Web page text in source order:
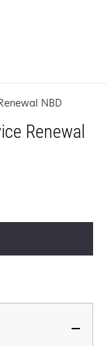
NBD
Renewal